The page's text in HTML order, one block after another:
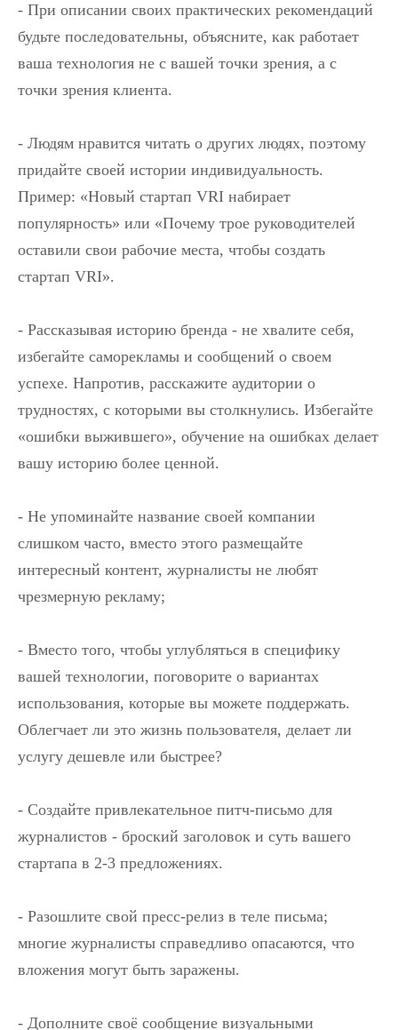
- При описании своих практических рекомендаций
будьте последовательны, объясните, как работает
ваша технология не с вашей точки зрения, а с
точки зрения клиента.
- Людям нравится читать о других людях, поэтому
придайте своей истории индивидуальность.
Пример: «Новый стартап VRI набирает
популярность» или «Почему трое руководителей
оставили свои рабочие места, чтобы создать
стартап VRI».
- Рассказывая историю бренда - не хвалите себя,
избегайте саморекламы и сообщений о своем
успехе. Напротив, расскажите аудитории о
трудностях, с которыми вы столкнулись. Избегайте
«ошибки выжившего», обучение на ошибках делает
вашу историю более ценной.
- Не упоминайте название своей компании
слишком часто, вместо этого размещайте
интересный контент, журналисты не любят
чрезмерную рекламу;
- Вместо того, чтобы углубляться в специфику
вашей технологии, поговорите о вариантах
использования, которые вы можете поддержать.
Облегчает ли это жизнь пользователя, делает ли
услугу дешевле или быстрее?
- Создайте привлекательное питч-письмо для
журналистов - броский заголовок и суть вашего
стартапа в 2-3 предложениях.
- Разошлите свой пресс-релиз в теле письма;
многие журналисты справедливо опасаются, что
вложения могут быть заражены.
- Дополните своё сообщение визуальными